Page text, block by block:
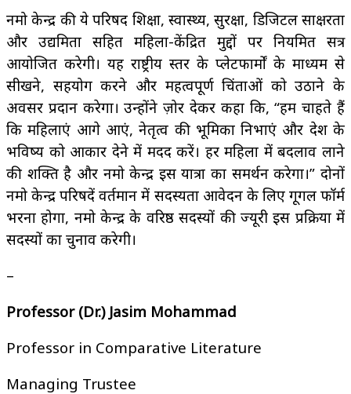
नमो केन्द्र की ये परिषद शिक्षा, स्वास्थ्य, सुरक्षा, डिजिटल साक्षरता
और उद्यमिता सहित महिला-केंद्रित मुद्दों पर नियमित सत्र
आयोजित करेगी। यह राष्ट्रीय स्तर के प्लेटफार्मों के माध्यम से
सीखने, सहयोग करने और महत्वपूर्ण चिंताओं को उठाने के
अवसर प्रदान करेगा। उन्होंने ज़ोर देकर कहा कि, “हम चाहते हैं
कि महिलाएं आगे आएं, नेतृत्व की भूमिका निभाएं और देश के
भविष्य को आकार देने में मदद करें। हर महिला में बदलाव लाने
की शक्ति है और नमो केन्द्र इस यात्रा का समर्थन करेगा।” दोनों
नमो केन्द्र परिषदें वर्तमान में सदस्यता आवेदन के लिए गूगल फॉर्म
भरना होगा, नमो केन्द्र के वरिष्ठ सदस्यों की ज्यूरी इस प्रक्रिया में
सदस्यों का चुनाव करेगी।
–
Professor (Dr.) Jasim Mohammad
Professor in Comparative Literature
Managing Trustee